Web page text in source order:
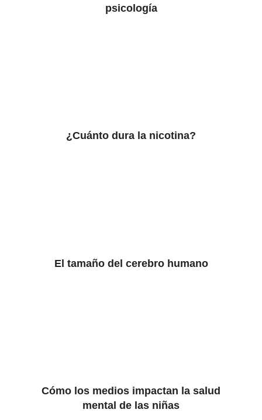
psicología
¿Cuánto dura la nicotina?
El tamaño del cerebro humano
Cómo los medios impactan la salud
mental de las niñas